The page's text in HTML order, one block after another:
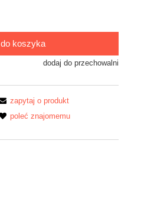
do koszyka
dodaj do przechowalni
zapytaj o produkt
poleć znajomemu